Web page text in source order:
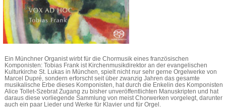
Ein Münchner Organist wirbt für die Chormusik eines französischen
Komponisten: Tobias Frank ist Kirchenmusikdirektor an der evangelischen
Kulturkirche St. Lukas in München, spielt nicht nur sehr gerne Orgelwerke von
Marcel Dupré, sondern erforscht seit über zwanzig Jahren das gesamte
musikalische Erbe dieses Komponisten, hat durch die Enkelin des Komponisten
Alice Tollet-Szebrat Zugang zu bisher unveröffentlichten Manuskripten und hat
daraus diese vorliegende Sammlung von meist Chorwerken vorgelegt, darunter
auch ein paar Lieder und Werke für Klavier und für Orgel.